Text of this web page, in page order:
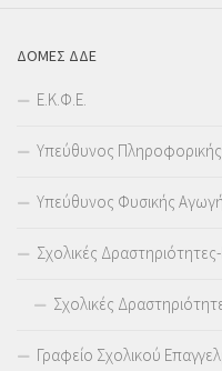
ΔΟΜΕΣ ΔΔΕ
Ε.Κ.Φ.Ε.
Υπεύθυνος
Υπεύθυνος Φυσικής
Σχολικές
Σχολικές
Γραφείο Σχολικού